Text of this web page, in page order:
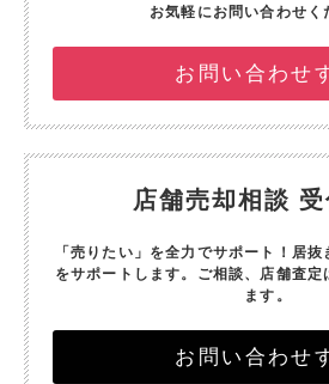
お気軽にお問い合わせく
お問い合わせ
店舗売却相談 受
「売りたい」を全力でサポート！ 居抜
をサポートします。 ご相談、店舗査定
ます。
お問い合わせ